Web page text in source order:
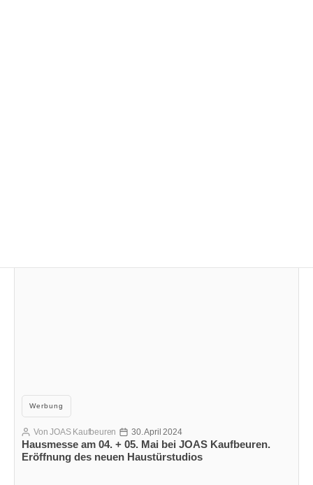
Kategorien
Werbung
Hausmesse am 04. + 05. Mai bei JOAS Kaufbeuren.
Eröffnung des neuen Haustürstudios
Beitragsautor
VonJOAS Kaufbeuren Veröffentlichungsdatum
30. April 2024